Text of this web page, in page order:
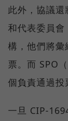
此外，協議
和代表委員
構，他們將
票。而 SPO
個負責通過投
一旦 CIP-